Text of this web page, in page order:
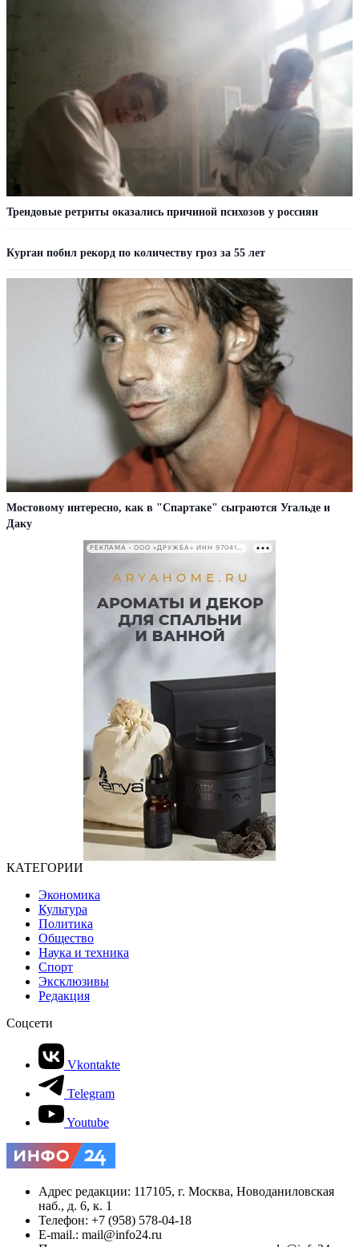
Трендовые ретриты оказались причиной психозов у россиян
Курган побил рекорд по количеству гроз за 55 лет
Мостовому интересно, как в "Спартаке" сыграются Угальде и
Даку
РЕКЛАМА • ООО «ДРУЖБА» ИНН 9704146411
КАТЕГОРИИ
Экономика
Культура
Политика
Общество
Наука и техника
Спорт
Эксклюзивы
Редакция
Соцсети
Vkontakte
Telegram
Youtube
Адрес редакции: 117105, г. Москва, Новоданиловская
наб., д. 6, к. 1
Телефон: +7 (958) 578-04-18
E-mail.: mail@info24.ru